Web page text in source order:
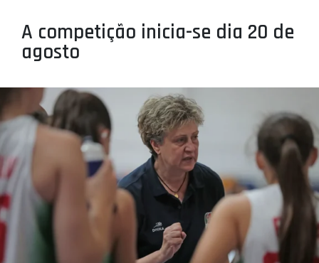
A competição inicia-se dia 20 de
agosto